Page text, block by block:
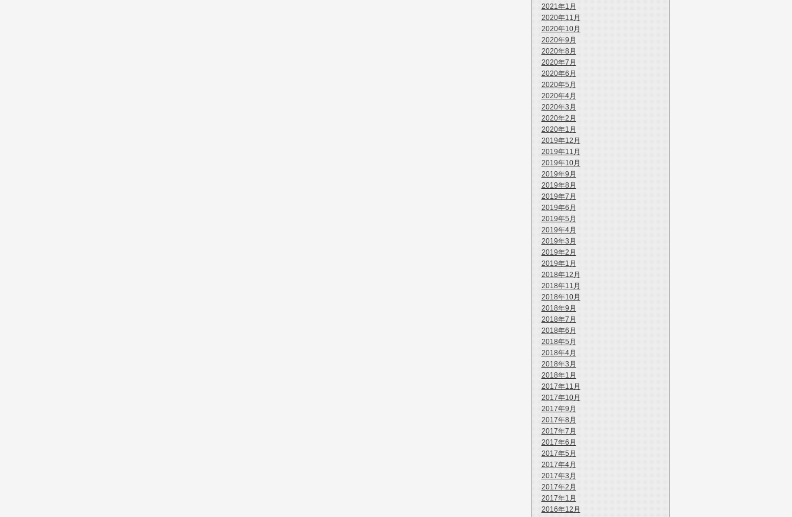
2021年1月
2020年11月
2020年10月
2020年9月
2020年8月
2020年7月
2020年6月
2020年5月
2020年4月
2020年3月
2020年2月
2020年1月
2019年12月
2019年11月
2019年10月
2019年9月
2019年8月
2019年7月
2019年6月
2019年5月
2019年4月
2019年3月
2019年2月
2019年1月
2018年12月
2018年11月
2018年10月
2018年9月
2018年7月
2018年6月
2018年5月
2018年4月
2018年3月
2018年1月
2017年11月
2017年10月
2017年9月
2017年8月
2017年7月
2017年6月
2017年5月
2017年4月
2017年3月
2017年2月
2017年1月
2016年12月